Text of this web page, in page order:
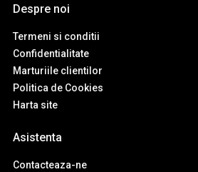
Despre noi
Termeni si conditii
Confidentialitate
Marturiile clientilor
Politica de Cookies
Harta site
Asistenta
Contacteaza-ne